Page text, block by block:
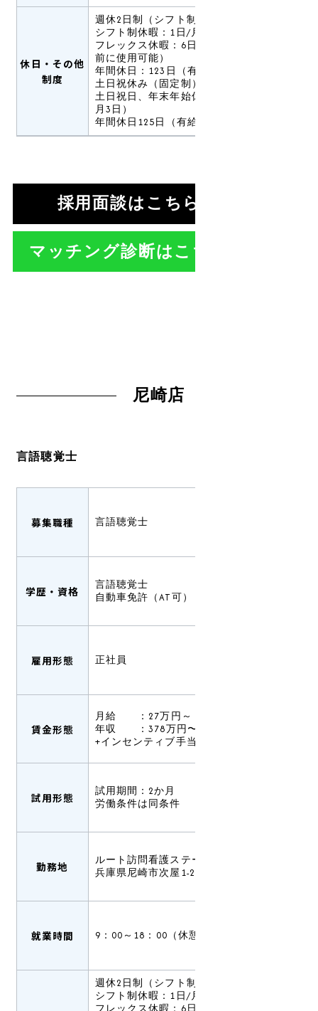
休日・その他
制度
週休2日制（シフト制）
シフト制休暇：1日/月
フレックス休暇：6日/年（有給休暇発生
前に使用可能）
年間休日：123日（有給休暇は別途支給）
土日祝休み（固定制）
土日祝日、年末年始休暇（12月30日～1
月3日）
年間休日125日（有給休暇は別途支給）
採用面談はこちら >
マッチング診断はこちら >
尼崎店
言語聴覚士
募集職種 言語聴覚士
学歴・資格
言語聴覚士
自動車免許（AT可）
雇用形態 正社員
賃金形態
月給 ：27万円～
年収 ：378万円〜（賞与込み）
+インセンティブ手当有あり
試用形態
試用期間：2か月
労働条件は同条件
勤務地
ルート訪問看護ステーン尼崎
兵庫県尼崎市次屋1-25-1
就業時間 9：00～18：00（休憩60分）
週休2日制（シフト制）
シフト制休暇：1日/月